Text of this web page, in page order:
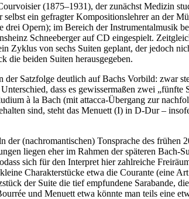
(1875–1931), der zunächst Medizin
ein gefragter Kompositionslehrer an der
Opern); im Bereich der Instrumentalmusik
Schneeberger auf CD eingespielt.
von sechs Suiten geplant, der jedoch
die beiden Suiten herausgegeben.
der Satzfolge deutlich auf Bachs Vorbild: zwar
dass es gewissermaßen zwei „fünfte
à la Bach (mit attacca-Übergang zur
sind, steht das Menuett (I) in D-Dur –
(nachromantischen) Tonsprache des frühen
liegen eher im Rahmen der späteren Bach-
sich für den Interpret hier zahlreiche
Charakterstücke etwa die Courante (eine
der Suite die tief empfundene Sarabande,
und Menuett etwa könnte man teils eine